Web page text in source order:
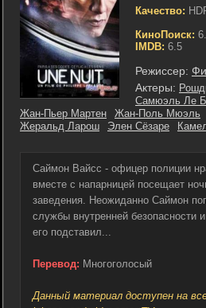
Качество:
КиноПоиск:
IMDB: 6.5
Режиссер:
Актеры:
Самюэль Ле
Жан-Пьер Мартен
Жан-Поль Мюэль
Жеральд Ларош
Элен Сёзаре
Саймон Вайсс - офицер полиции
вместе с напарницей посещает
заведения. Неожиданно Саймон
службы внутренней безопасности
его подставил...
Перевод: Многоголосый
Данный материал доступен на